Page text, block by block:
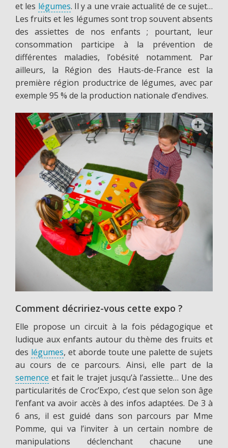
et les légumes. Il y a une vraie actualité de ce sujet…
Les fruits et les légumes sont trop souvent absents
des assiettes de nos enfants ; pourtant, leur
consommation participe à la prévention de
différentes maladies, l’obésité notamment. Par
ailleurs, la Région des Hauts-de-France est la
première région productrice de légumes, avec par
exemple 95 % de la production nationale d’endives.
Comment décririez-vous cette expo ?
Elle propose un circuit à la fois pédagogique et
ludique aux enfants autour du thème des fruits et
des légumes, et aborde toute une palette de sujets
au cours de ce parcours. Ainsi, elle part de la
semence et fait le trajet jusqu’à l’assiette… Une des
particularités de Croc’Expo, c’est que selon son âge
l’enfant va avoir accès à des infos adaptées. De 3 à
6 ans, il est guidé dans son parcours par Mme
Pomme, qui va l’inviter à un certain nombre de
manipulations déclenchant chacune une